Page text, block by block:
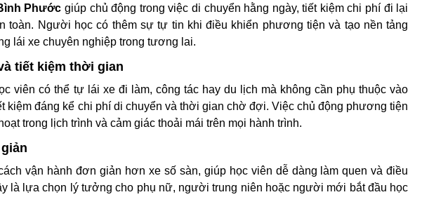
Phước giúp chủ động trong việc di chuyển hằng ngày, tiết kiệm chi phí đi lại
toàn. Người học có thêm sự tự tin khi điều khiển phương tiện và tạo nền tảng
lái xe chuyên nghiệp trong tương lai.
tiết kiệm thời gian
viên có thể tự lái xe đi làm, công tác hay du lịch mà không cần phụ thuộc vào
kiệm đáng kể chi phí di chuyển và thời gian chờ đợi. Việc chủ động phương tiện
trong lịch trình và cảm giác thoải mái trên mọi hành trình.
vận hành đơn giản hơn xe số sàn, giúp học viên dễ dàng làm quen và điều
là lựa chọn lý tưởng cho phụ nữ, người trung niên hoặc người mới bắt đầu học